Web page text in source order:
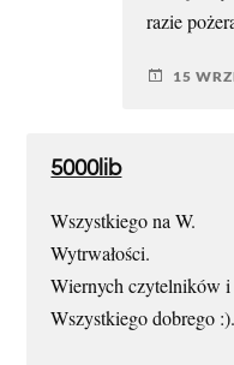
razie
15
5000lib
Wszystkiego na W.
Wytrwałości.
Wiernych czytelników
Wszystkiego dobrego :).